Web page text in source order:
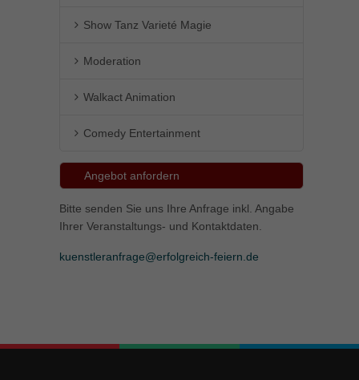
Show Tanz Varieté Magie
Moderation
Walkact Animation
Comedy Entertainment
Angebot anfordern
Bitte senden Sie uns Ihre Anfrage inkl. Angabe
Ihrer Veranstaltungs- und Kontaktdaten.
kuenstleranfrage@erfolgreich-feiern.de